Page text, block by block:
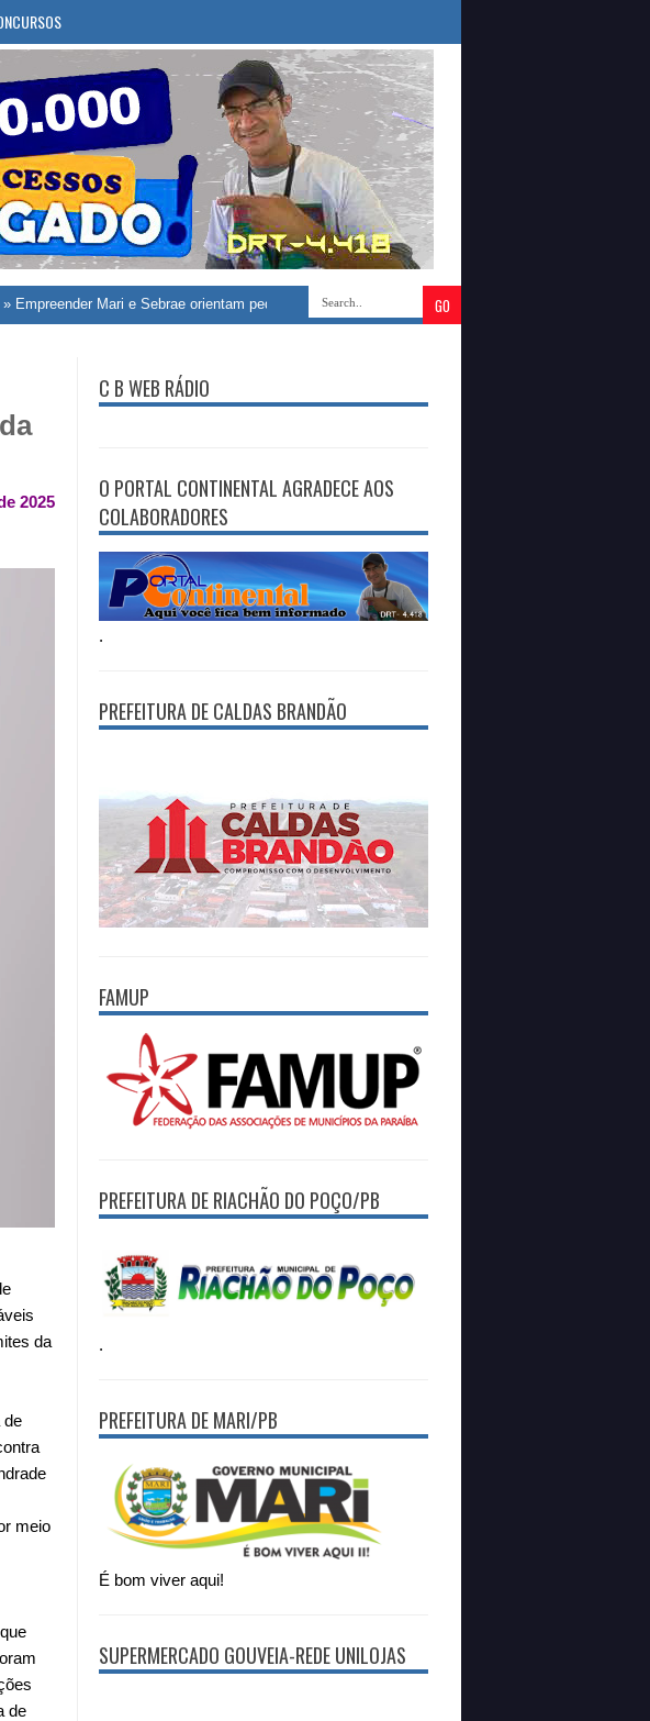
Mari e Sebrae orientam pequenos empresários sobre impactos da Reforma Tributária para os
2025
da
de
meio
de
C B WEB RÁDIO
O PORTAL CONTINENTAL AGRADECE AOS
COLABORADORES
.
PREFEITURA DE CALDAS BRANDÃO
FAMUP
PREFEITURA DE RIACHÃO DO POÇO/PB
.
PREFEITURA DE MARI/PB
É bom viver aqui!
SUPERMERCADO GOUVEIA-REDE UNILOJAS